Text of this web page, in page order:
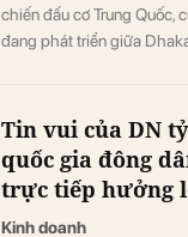
chiến đấu cơ Trung Quốc,
đang phát triển giữa
Tin vui của DN
quốc gia đông
trực tiếp hưởng
Kinh doanh